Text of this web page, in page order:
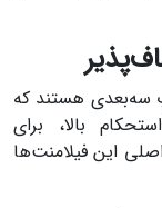
سه‌بعدی هستند که
بالا، برای
این فیلامنت‌ها